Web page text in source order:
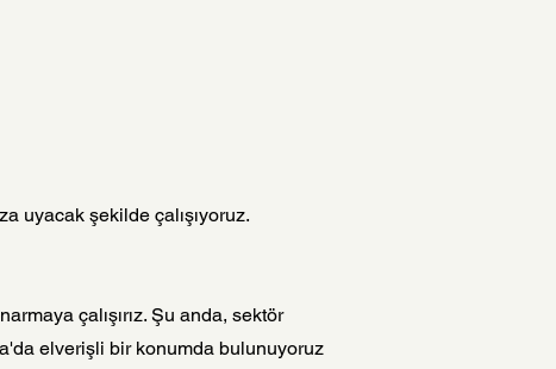
uyacak şekilde çalışıyoruz.
çalışırız. Şu anda, sektör
elverişli bir konumda bulunuyoruz